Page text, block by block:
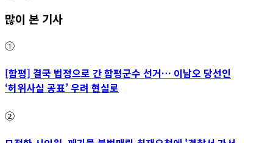
많이 본 기사
①
[함평] 결국 법정으로 간 함평군수 선거… 이남오 당선인
‘허위사실 공표’ 우려 현실로
②